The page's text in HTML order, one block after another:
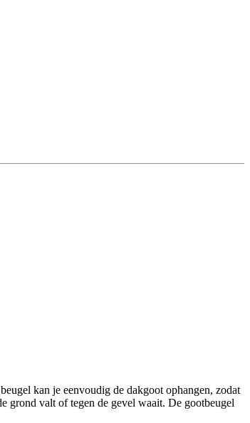
kan je eenvoudig de dakgoot ophangen, zodat
grond valt of tegen de gevel waait. De gootbeugel